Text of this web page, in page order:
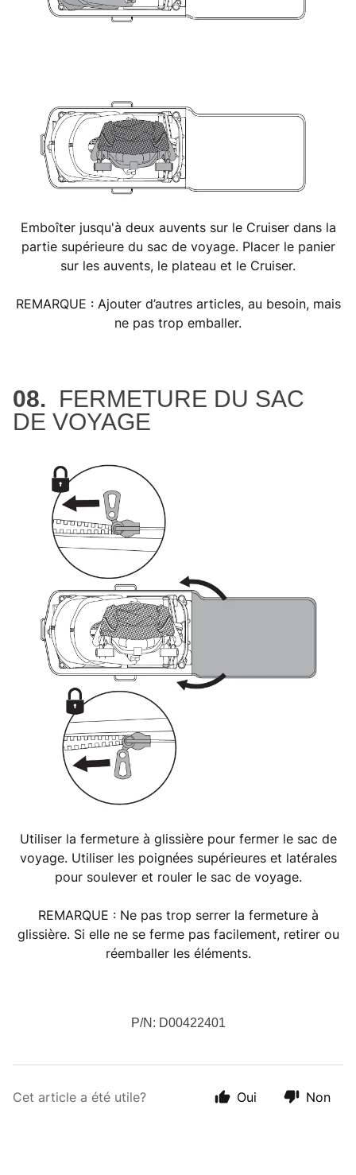
Emboîter jusqu'à deux auvents sur le Cruiser dans la
partie supérieure du sac de voyage. Placer le panier
sur les auvents, le plateau et le Cruiser.
REMARQUE : Ajouter d’autres articles, au besoin, mais
ne pas trop emballer.
08. FERMETURE DU SAC
DE VOYAGE
Utiliser la fermeture à glissière pour fermer le sac de
voyage. Utiliser les poignées supérieures et latérales
pour soulever et rouler le sac de voyage.
REMARQUE : Ne pas trop serrer la fermeture à
glissière. Si elle ne se ferme pas facilement, retirer ou
réemballer les éléments.
P/N: D00422401
Cet article a été utile? Oui Non